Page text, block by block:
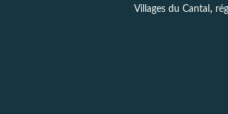
Villages du Cantal ,